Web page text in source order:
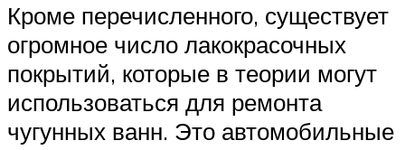
Кроме перечисленного, существует
огромное число лакокрасочных
покрытий, которые в теории могут
использоваться для ремонта
чугунных ванн. Это автомобильные